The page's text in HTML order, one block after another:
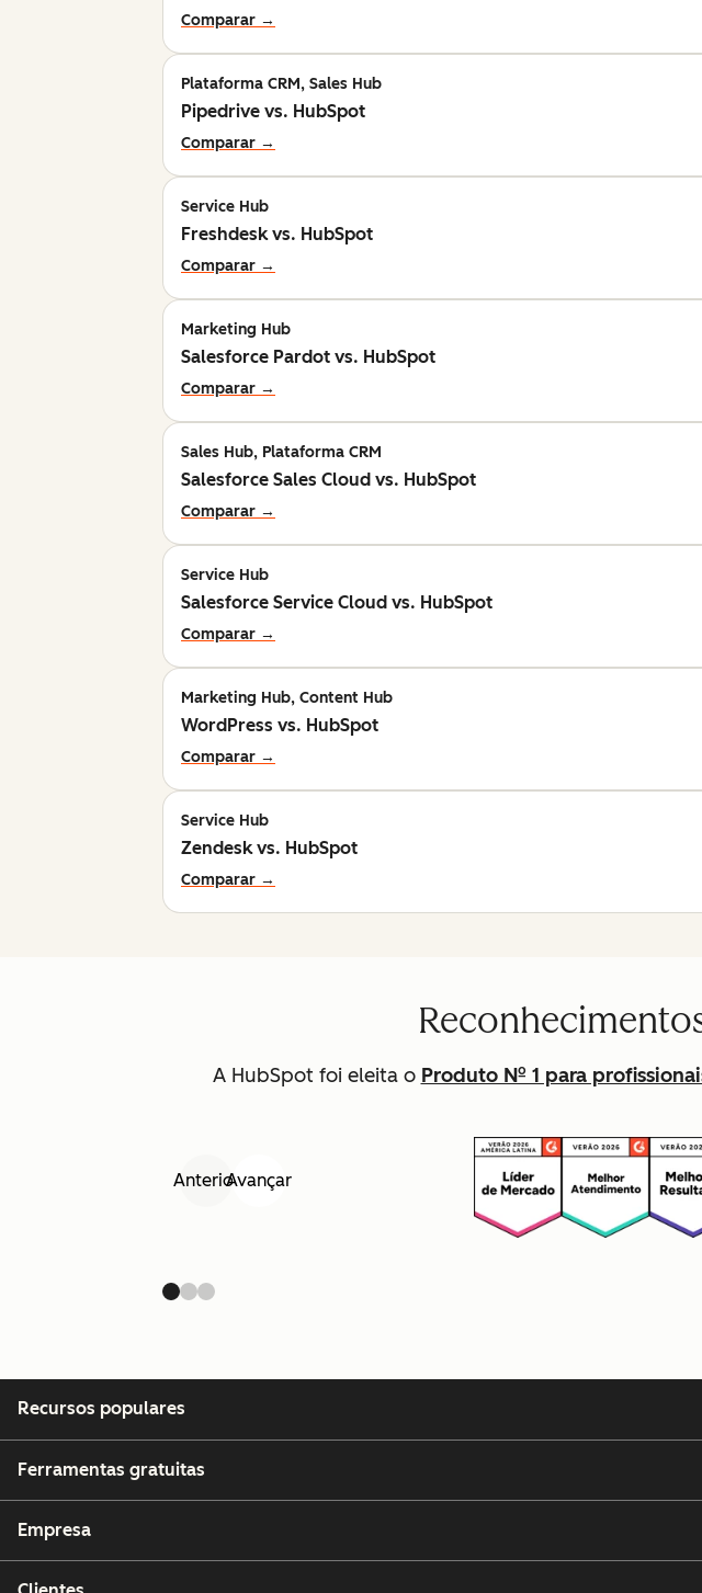
Comparar →
Plataforma CRM, Sales Hub
Pipedrive vs. HubSpot
Comparar →
Service Hub
Freshdesk vs. HubSpot
Comparar →
Marketing Hub
Salesforce Pardot vs. HubSpot
Comparar →
Sales Hub, Plataforma CRM
Salesforce Sales Cloud vs. HubSpot
Comparar →
Service Hub
Salesforce Service Cloud vs. HubSpot
Comparar →
Marketing Hub, Content Hub
WordPress vs. HubSpot
Comparar →
Service Hub
Zendesk vs. HubSpot
Comparar →
A HubSpot foi eleita o Produto Nº 1 para
AnteriorAvançar
Recursos populares
Ferramentas gratuitas
Empresa